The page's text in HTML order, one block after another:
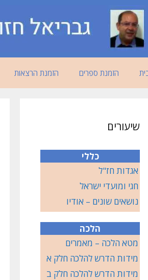
הזמנת ספרים הזמנת הרצאות
שיעורים
כללי
אגדות חז"ל
חגי ומועדי ישראל
נושאים שונים – אודיו
הלכה
מטא הלכה – מאמרים
מידות הדרש להלכה חלק א
מידות הדרש להלכה חלק ב